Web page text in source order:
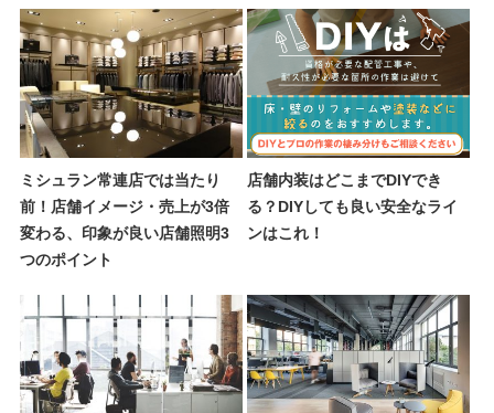
ミシュラン常連店では当たり
前！店舗イメージ・売上が3倍
変わる、印象が良い店舗照明3
つのポイント
店舗内装はどこまでDIYでき
る？DIYしても良い安全なライ
ンはこれ！